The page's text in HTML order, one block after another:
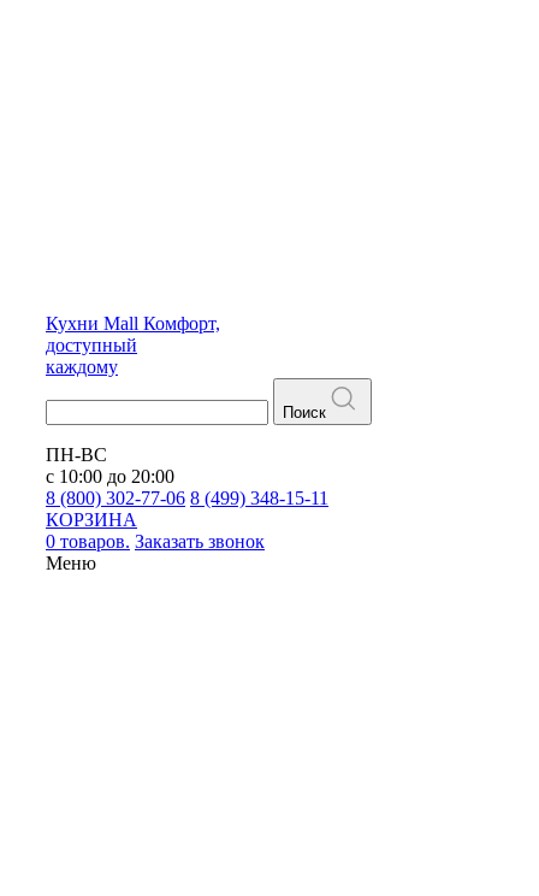
Кухни Mall Комфорт,
доступный
каждому
Поиск
ПН-ВС
с 10:00 до 20:00
8 (800) 302-77-06 8 (499) 348-15-11
КОРЗИНА
0 товаров. Заказать звонок
Меню